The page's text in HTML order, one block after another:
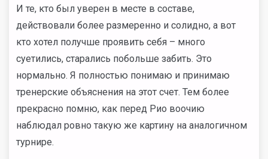
И те, кто был уверен в месте в составе,
действовали более размеренно и солидно, а вот
кто хотел получше проявить себя – много
суетились, старались побольше забить. Это
нормально. Я полностью понимаю и принимаю
тренерские объяснения на этот счет. Тем более
прекрасно помню, как перед Рио воочию
наблюдал ровно такую же картину на аналогичном
турнире.